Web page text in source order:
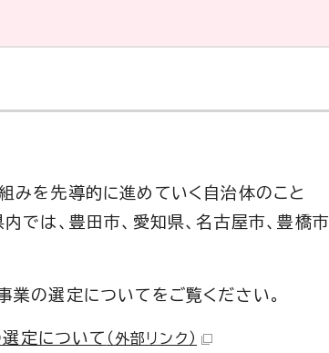
みを先導的に進めていく自治体のこと
は、豊田市、愛知県、名古屋市、豊橋市
の選定についてをご覧ください。
定について （外部リンク）